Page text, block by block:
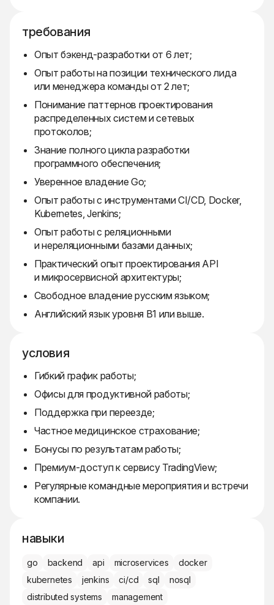
требования
Опыт бэкенд-разработки от 6 лет;
Опыт работы на позиции технического лида
или менеджера команды от 2 лет;
Понимание паттернов проектирования
распределенных систем и сетевых
протоколов;
Знание полного цикла разработки
программного обеспечения;
Уверенное владение Go;
Опыт работы с инструментами CI/CD, Docker,
Kubernetes, Jenkins;
Опыт работы с реляционными
и нереляционными базами данных;
Практический опыт проектирования API
и микросервисной архитектуры;
Свободное владение русским языком;
Английский язык уровня B1 или выше.
условия
Гибкий график работы;
Офисы для продуктивной работы;
Поддержка при переезде;
Частное медицинское страхование;
Бонусы по результатам работы;
Премиум-доступ к сервису TradingView;
Регулярные командные мероприятия и встречи
компании.
навыки
go backend api microservices
docker
kubernetes
jenkins ci/cd sql
nosql
distributed systems
management